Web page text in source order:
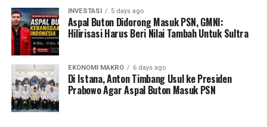
“Ekosistem modest fashion tidak bisa tumbuh sendiri.
Diperlukan kolaborasi dari hulu hingga hilir, mulai dari
produsen bahan baku, perajin, desainer, hingga
pengusaha ritel,” jelasnya.
Tahun ini, Parade 6 IN2MOTIONFEST 2025
menghadirkan karya dari 12 desainer nasional.
INVESTASI 5 days ago
Aspal Buton Didorong Masuk PSN, GMNI:
Hilirisasi Harus Beri Nilai Tambah Untuk Sultra
EKONOMI MAKRO 6 days ago
Di Istana, Anton Timbang Usul ke Presiden
Prabowo Agar Aspal Buton Masuk PSN